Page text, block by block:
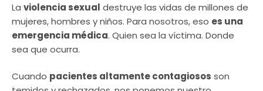
La violencia sexual destruye las vidas de millones de
mujeres, hombres y niños. Para nosotros, eso es una
emergencia médica. Quien sea la víctima. Donde
sea que ocurra.
Cuando pacientes altamente contagiosos son